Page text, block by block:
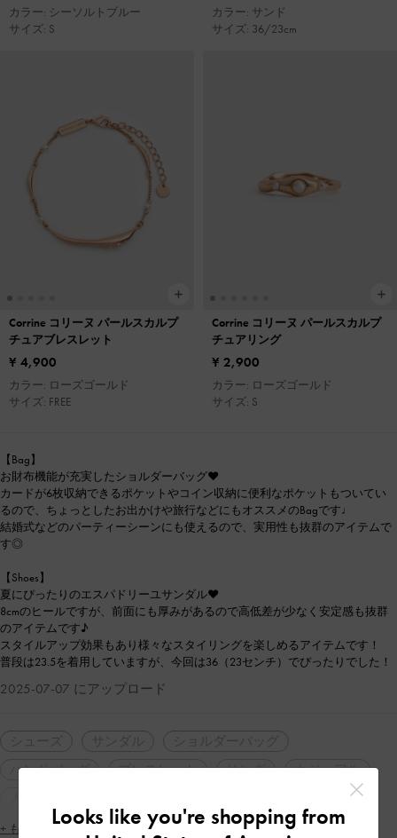
カラー: シーソルトブルー
サイズ: S
カラー: サンド
サイズ: 36/23cm
Corrine コリーヌ パールスカルプ
チュアブレスレット
¥ 4,900
カラー: ローズゴールド
サイズ: FREE
Corrine コリーヌ パールスカルプ
チュアリング
¥ 2,900
カラー: ローズゴールド
サイズ: S
【Bag】
お財布機能が充実したショルダーバッグ❤︎
カードが6枚収納できるポケットやコイン収納に便利なポケットもついてい
るので、ちょっとしたお出かけや旅行などにもオススメのBagです♩
結婚式などのパーティーシーンにも使えるので、実用性も抜群のアイテムで
す◎
【Shoes】
夏にぴったりのエスパドリーユサンダル❤︎
8cmのヒールですが、前面にも厚みがあるので高低差が少なく安定感も抜群
のアイテムです♪
スタイルアップ効果もあり様々なスタイリングを楽しめるアイテムです！
普段は23.5を着用していますが、今回は36（23センチ）でぴったりでした！
2025-07-07 にアップロード
シューズ
ハンドバッグ
ブレスレット リング
カジュアル
厚底
フェミニン ガーリー シンプル・ベーシック
+ もっと見るLooks like you're shopping from